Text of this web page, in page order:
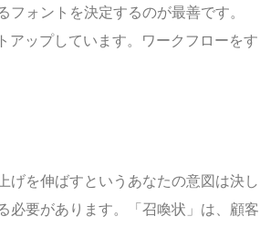
ォントを決定するのが最善です。
アップしています。ワークフローをす
げを伸ばすというあなたの意図は決し
必要があります。「召喚状」は、顧客